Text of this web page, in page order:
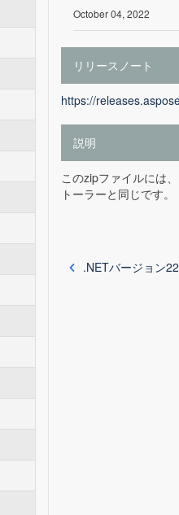
October 04, 2022
リリースノート
https://
説明
このzipファイルには
トーラーと同じです
.NETバージョン